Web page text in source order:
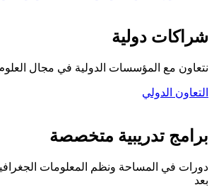
شراكات دولية
نتعاون مع المؤسسات الدولية في مجال العلوم
التعاون الدولي
برامج تدريبية متخصصة
دورات في المساحة ونظم المعلومات
بعد